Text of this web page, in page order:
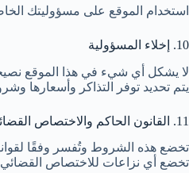
استخدام الموقع على مسؤوليتك
10. إخلاء المسؤولية
لا يشكل أي شيء في هذا الموقع نصيحة
يتم تحديد توفر التذاكر
11. القانون الحاكم والاختصاص القضائي
تخضع هذه الشروط وتُفسر وفقًا
تخضع أي نزاعات للاختصاص القضائي